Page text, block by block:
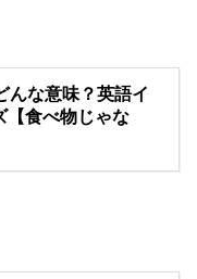
な意味？英語イ
【食べ物じゃな